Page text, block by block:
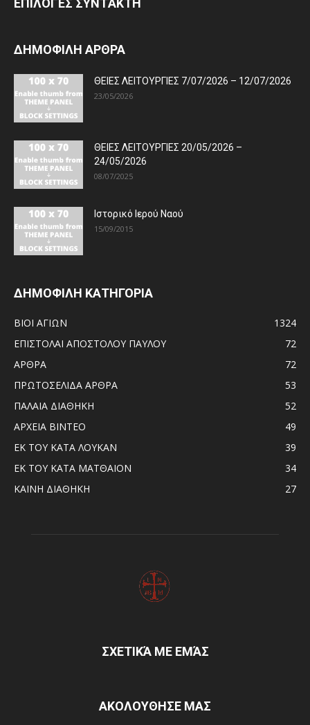
ΕΠΙΛΟΓΈΣ ΣΥΝΤΆΚΤΗ
ΔΗΜΟΦΙΛΗ ΑΡΘΡΑ
ΘΕΙΕΣ ΛΕΙΤΟΥΡΓΙΕΣ 7/07/2026 – 12/07/2026
23/05/2026
ΘΕΙΕΣ ΛΕΙΤΟΥΡΓΙΕΣ 20/05/2026 –
24/05/2026
08/07/2025
Ιστορικό Ιερού Ναού
15/09/2015
ΔΗΜΟΦΙΛΗ ΚΑΤΗΓΟΡΙΑ
ΒΙΟΙ ΑΓΙΩΝ
1324
ΕΠΙΣΤΟΛΑΙ ΑΠΟΣΤΟΛΟΥ ΠΑΥΛΟΥ
72
ΑΡΘΡΑ
72
ΠΡΩΤΟΣΕΛΙΔΑ ΑΡΘΡΑ
53
ΠΑΛΑΙΑ ΔΙΑΘΗΚΗ
52
ΑΡΧΕΙΑ ΒΙΝΤΕΟ
49
ΕΚ ΤΟΥ ΚΑΤΑ ΛΟΥΚΑΝ
39
ΕΚ ΤΟΥ ΚΑΤΑ ΜΑΤΘΑΙΟΝ
34
ΚΑΙΝΗ ΔΙΑΘΗΚΗ
27
ΣΧΕΤΙΚΆ ΜΕ ΕΜΆΣ
ΑΚΟΛΟΥΘΗΣΕ ΜΑΣ